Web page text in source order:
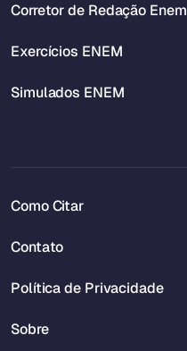
Corretor de Redação Enem
Exercícios ENEM
Simulados ENEM
Como Citar
Contato
Política de Privacidade
Sobre